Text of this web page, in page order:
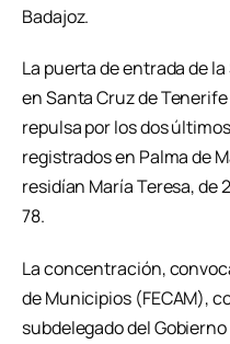
Badajoz.
La puerta de entrada de
en Santa Cruz de
repulsa por los dos
registrados en Palma de
residían María Teresa, de
78.
La concentración,
de Municipios (FECAM),
subdelegado del